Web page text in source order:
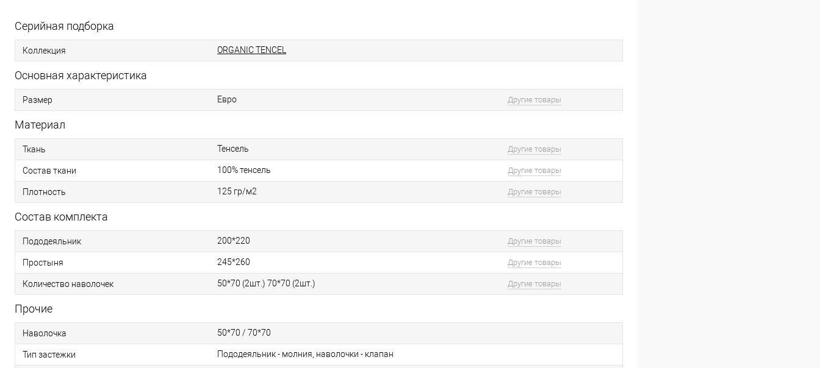
Серийная подборка
Коллекция ORGANIC TENCEL
Основная характеристика
Размер Евро Другие товары
Материал
Ткань Тенсель Другие товары
Состав ткани 100% тенсель Другие товары
Плотность 125 гр/м2 Другие товары
Состав комплекта
Пододеяльник 200*220 Другие товары
Простыня 245*260 Другие товары
Количество наволочек 50*70 (2шт.) 70*70 (2шт.) Другие товары
Прочие
Наволочка 50*70 / 70*70
Тип застежки Пододеяльник - молния, наволочки - клапан